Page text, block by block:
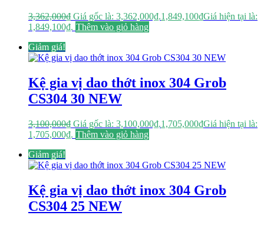
3,362,000₫ Giá gốc là: 3,362,000₫.1,849,100₫Giá hiện tại là:
1,849,100₫. Thêm vào giỏ hàng
Giảm giá!
Kệ gia vị dao thớt inox 304 Grob
CS304 30 NEW
3,100,000₫ Giá gốc là: 3,100,000₫.1,705,000₫Giá hiện tại là:
1,705,000₫. Thêm vào giỏ hàng
Giảm giá!
Kệ gia vị dao thớt inox 304 Grob
CS304 25 NEW